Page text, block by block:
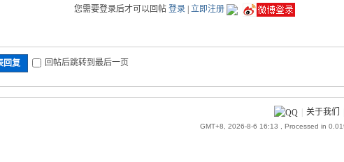
您需要登录后才可以回帖 登录| 立即注册
回复 回帖后跳转到最后一页
关于我们
GMT+8, 2026-8-6 16:13 , Processed in